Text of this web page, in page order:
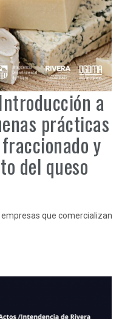
a
prácticas
y
del queso
que comercializan